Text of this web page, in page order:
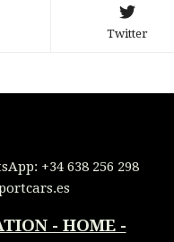
Twitter
+34 638 256 298
- HOME -